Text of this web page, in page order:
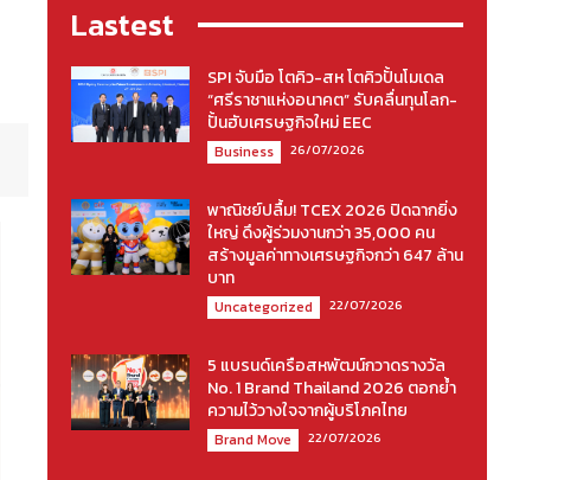
Lastest
SPI จับมือ โตคิว-สห โตคิวปั้นโมเดล
“ศรีราชาแห่งอนาคต” รับคลื่นทุนโลก-
ปั้นฮับเศรษฐกิจใหม่ EEC
Business 26/07/2026
พาณิชย์ปลื้ม! TCEX 2026 ปิดฉากยิ่ง
ใหญ่ ดึงผู้ร่วมงานกว่า 35,000 คน
สร้างมูลค่าทางเศรษฐกิจกว่า 647 ล้าน
บาท
Uncategorized 22/07/2026
5 แบรนด์เครือสหพัฒน์กวาดรางวัล
No. 1 Brand Thailand 2026 ตอกย้ำ
ความไว้วางใจจากผู้บริโภคไทย
Brand Move 22/07/2026